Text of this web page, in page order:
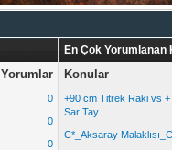
Yorumlar
0
0
0
En Çok Yorumlanan
Konular
+90 cm Titrek Raki vs
SarıTay
C*_Aksaray